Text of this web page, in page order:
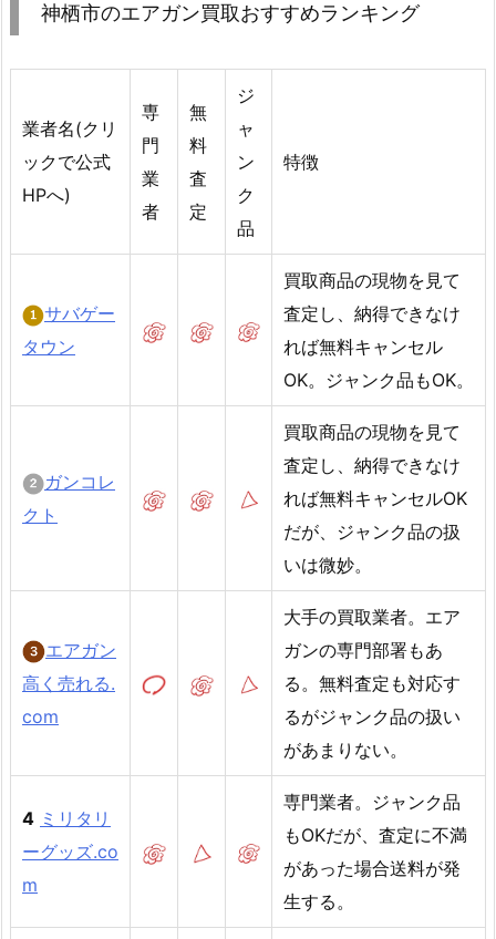
神栖市のエアガン買取おすすめランキング
業者名(クリ
ックで公式
HPへ)
専
門
業
者
無
料
査
定
ジ
ャ
ン
ク
品
特徴
サバゲー
タウン
買取商品の現物を見て
査定し、納得できなけ
れば無料キャンセル
OK。ジャンク品もOK。
ガンコレ
クト
買取商品の現物を見て
査定し、納得できなけ
れば無料キャンセルOK
だが、ジャンク品の扱
いは微妙。
エアガン
高く売れる.
com
大手の買取業者。エア
ガンの専門部署もあ
る。無料査定も対応す
るがジャンク品の扱い
があまりない。
4 ミリタリ
ーグッズ.co
m
専門業者。ジャンク品
もOKだが、査定に不満
があった場合送料が発
生する。